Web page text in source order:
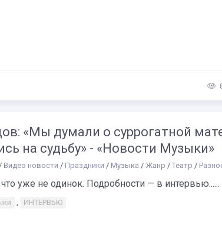
«Мы думали о суррогатной
на судьбу» - «Новости Музыки»
Видео новости / Праздники / Музыка / Жанр / Театр /
уже не одинок. Подробности — в интервью......
, ИНТЕРВЬЮ